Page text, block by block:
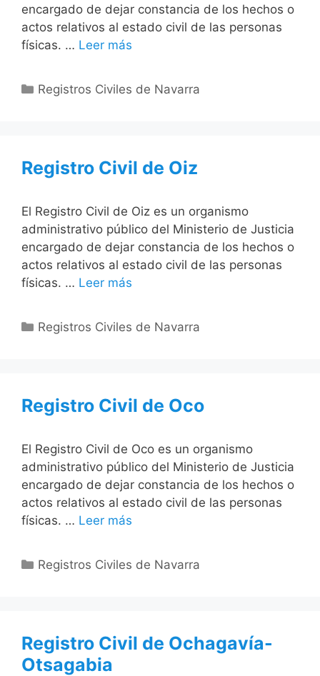
encargado de dejar constancia de los hechos o
actos relativos al estado civil de las personas
físicas. … Leer más
Categorías
Registros Civiles de Navarra
Registro Civil de Oiz
El Registro Civil de Oiz es un organismo
administrativo público del Ministerio de Justicia
encargado de dejar constancia de los hechos o
actos relativos al estado civil de las personas
físicas. … Leer más
Categorías
Registros Civiles de Navarra
Registro Civil de Oco
El Registro Civil de Oco es un organismo
administrativo público del Ministerio de Justicia
encargado de dejar constancia de los hechos o
actos relativos al estado civil de las personas
físicas. … Leer más
Categorías
Registros Civiles de Navarra
Registro Civil de Ochagavía-
Otsagabia